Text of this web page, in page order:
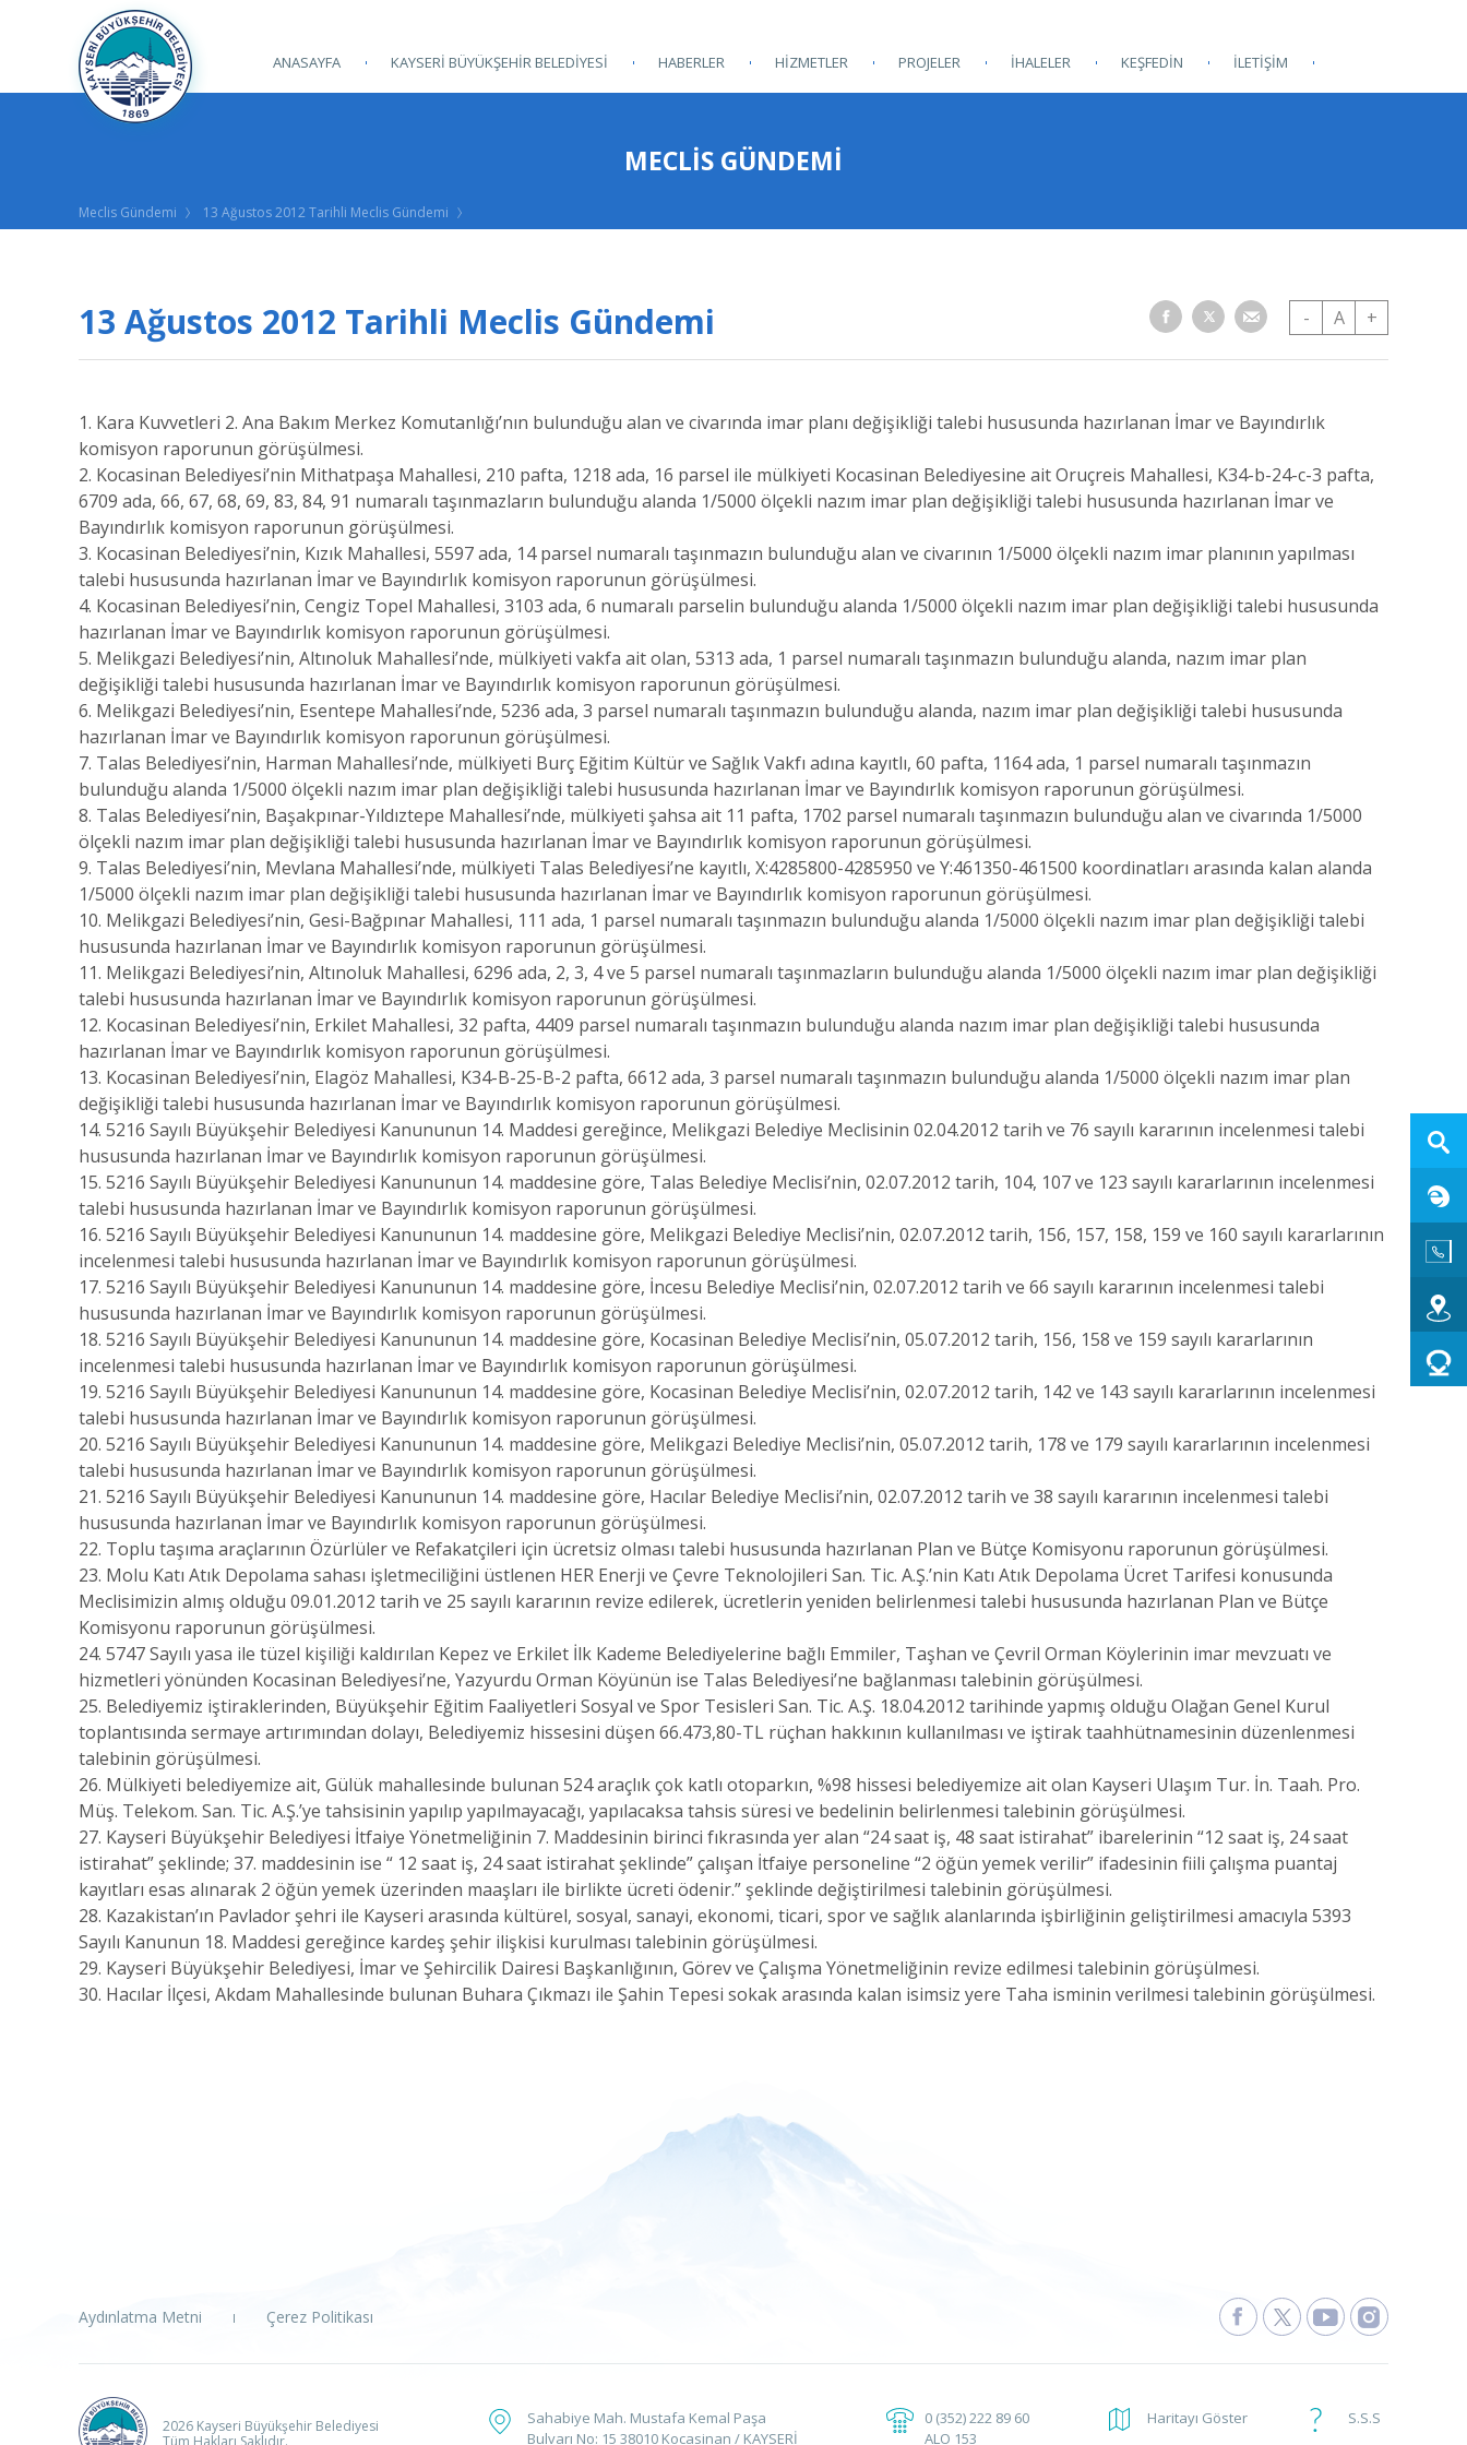
ANASAYFA KAYSERİ BÜYÜKŞEHİR BELEDİYESİ HABERLER HİZMETLER PROJELER İHALELER KEŞFEDİN İLETİŞİM
MECLİS GÜNDEMİ
Meclis Gündemi 13 Ağustos 2012 Tarihli Meclis Gündemi
13 Ağustos 2012 Tarihli Meclis Gündemi - A +
1. Kara Kuvvetleri 2. Ana Bakım Merkez Komutanlığı’nın bulunduğu alan ve civarında imar planı değişikliği talebi hususunda hazırlanan İmar ve Bayındırlık
komisyon raporunun görüşülmesi.
2. Kocasinan Belediyesi’nin Mithatpaşa Mahallesi, 210 pafta, 1218 ada, 16 parsel ile mülkiyeti Kocasinan Belediyesine ait Oruçreis Mahallesi, K34-b-24-c-3 pafta,
6709 ada, 66, 67, 68, 69, 83, 84, 91 numaralı taşınmazların bulunduğu alanda 1/5000 ölçekli nazım imar plan değişikliği talebi hususunda hazırlanan İmar ve
Bayındırlık komisyon raporunun görüşülmesi.
3. Kocasinan Belediyesi’nin, Kızık Mahallesi, 5597 ada, 14 parsel numaralı taşınmazın bulunduğu alan ve civarının 1/5000 ölçekli nazım imar planının yapılması
talebi hususunda hazırlanan İmar ve Bayındırlık komisyon raporunun görüşülmesi.
4. Kocasinan Belediyesi’nin, Cengiz Topel Mahallesi, 3103 ada, 6 numaralı parselin bulunduğu alanda 1/5000 ölçekli nazım imar plan değişikliği talebi hususunda
hazırlanan İmar ve Bayındırlık komisyon raporunun görüşülmesi.
5. Melikgazi Belediyesi’nin, Altınoluk Mahallesi’nde, mülkiyeti vakfa ait olan, 5313 ada, 1 parsel numaralı taşınmazın bulunduğu alanda, nazım imar plan
değişikliği talebi hususunda hazırlanan İmar ve Bayındırlık komisyon raporunun görüşülmesi.
6. Melikgazi Belediyesi’nin, Esentepe Mahallesi’nde, 5236 ada, 3 parsel numaralı taşınmazın bulunduğu alanda, nazım imar plan değişikliği talebi hususunda
hazırlanan İmar ve Bayındırlık komisyon raporunun görüşülmesi.
7. Talas Belediyesi’nin, Harman Mahallesi’nde, mülkiyeti Burç Eğitim Kültür ve Sağlık Vakfı adına kayıtlı, 60 pafta, 1164 ada, 1 parsel numaralı taşınmazın
bulunduğu alanda 1/5000 ölçekli nazım imar plan değişikliği talebi hususunda hazırlanan İmar ve Bayındırlık komisyon raporunun görüşülmesi.
8. Talas Belediyesi’nin, Başakpınar-Yıldıztepe Mahallesi’nde, mülkiyeti şahsa ait 11 pafta, 1702 parsel numaralı taşınmazın bulunduğu alan ve civarında 1/5000
ölçekli nazım imar plan değişikliği talebi hususunda hazırlanan İmar ve Bayındırlık komisyon raporunun görüşülmesi.
9. Talas Belediyesi’nin, Mevlana Mahallesi’nde, mülkiyeti Talas Belediyesi’ne kayıtlı, X:4285800-4285950 ve Y:461350-461500 koordinatları arasında kalan alanda
1/5000 ölçekli nazım imar plan değişikliği talebi hususunda hazırlanan İmar ve Bayındırlık komisyon raporunun görüşülmesi.
10. Melikgazi Belediyesi’nin, Gesi-Bağpınar Mahallesi, 111 ada, 1 parsel numaralı taşınmazın bulunduğu alanda 1/5000 ölçekli nazım imar plan değişikliği talebi
hususunda hazırlanan İmar ve Bayındırlık komisyon raporunun görüşülmesi.
11. Melikgazi Belediyesi’nin, Altınoluk Mahallesi, 6296 ada, 2, 3, 4 ve 5 parsel numaralı taşınmazların bulunduğu alanda 1/5000 ölçekli nazım imar plan değişikliği
talebi hususunda hazırlanan İmar ve Bayındırlık komisyon raporunun görüşülmesi.
12. Kocasinan Belediyesi’nin, Erkilet Mahallesi, 32 pafta, 4409 parsel numaralı taşınmazın bulunduğu alanda nazım imar plan değişikliği talebi hususunda
hazırlanan İmar ve Bayındırlık komisyon raporunun görüşülmesi.
13. Kocasinan Belediyesi’nin, Elagöz Mahallesi, K34-B-25-B-2 pafta, 6612 ada, 3 parsel numaralı taşınmazın bulunduğu alanda 1/5000 ölçekli nazım imar plan
değişikliği talebi hususunda hazırlanan İmar ve Bayındırlık komisyon raporunun görüşülmesi.
14. 5216 Sayılı Büyükşehir Belediyesi Kanununun 14. Maddesi gereğince, Melikgazi Belediye Meclisinin 02.04.2012 tarih ve 76 sayılı kararının incelenmesi talebi
hususunda hazırlanan İmar ve Bayındırlık komisyon raporunun görüşülmesi.
15. 5216 Sayılı Büyükşehir Belediyesi Kanununun 14. maddesine göre, Talas Belediye Meclisi’nin, 02.07.2012 tarih, 104, 107 ve 123 sayılı kararlarının incelenmesi
talebi hususunda hazırlanan İmar ve Bayındırlık komisyon raporunun görüşülmesi.
16. 5216 Sayılı Büyükşehir Belediyesi Kanununun 14. maddesine göre, Melikgazi Belediye Meclisi’nin, 02.07.2012 tarih, 156, 157, 158, 159 ve 160 sayılı kararlarının
incelenmesi talebi hususunda hazırlanan İmar ve Bayındırlık komisyon raporunun görüşülmesi.
17. 5216 Sayılı Büyükşehir Belediyesi Kanununun 14. maddesine göre, İncesu Belediye Meclisi’nin, 02.07.2012 tarih ve 66 sayılı kararının incelenmesi talebi
hususunda hazırlanan İmar ve Bayındırlık komisyon raporunun görüşülmesi.
18. 5216 Sayılı Büyükşehir Belediyesi Kanununun 14. maddesine göre, Kocasinan Belediye Meclisi’nin, 05.07.2012 tarih, 156, 158 ve 159 sayılı kararlarının
incelenmesi talebi hususunda hazırlanan İmar ve Bayındırlık komisyon raporunun görüşülmesi.
19. 5216 Sayılı Büyükşehir Belediyesi Kanununun 14. maddesine göre, Kocasinan Belediye Meclisi’nin, 02.07.2012 tarih, 142 ve 143 sayılı kararlarının incelenmesi
talebi hususunda hazırlanan İmar ve Bayındırlık komisyon raporunun görüşülmesi.
20. 5216 Sayılı Büyükşehir Belediyesi Kanununun 14. maddesine göre, Melikgazi Belediye Meclisi’nin, 05.07.2012 tarih, 178 ve 179 sayılı kararlarının incelenmesi
talebi hususunda hazırlanan İmar ve Bayındırlık komisyon raporunun görüşülmesi.
21. 5216 Sayılı Büyükşehir Belediyesi Kanununun 14. maddesine göre, Hacılar Belediye Meclisi’nin, 02.07.2012 tarih ve 38 sayılı kararının incelenmesi talebi
hususunda hazırlanan İmar ve Bayındırlık komisyon raporunun görüşülmesi.
22. Toplu taşıma araçlarının Özürlüler ve Refakatçileri için ücretsiz olması talebi hususunda hazırlanan Plan ve Bütçe Komisyonu raporunun görüşülmesi.
23. Molu Katı Atık Depolama sahası işletmeciliğini üstlenen HER Enerji ve Çevre Teknolojileri San. Tic. A.Ş.’nin Katı Atık Depolama Ücret Tarifesi konusunda
Meclisimizin almış olduğu 09.01.2012 tarih ve 25 sayılı kararının revize edilerek, ücretlerin yeniden belirlenmesi talebi hususunda hazırlanan Plan ve Bütçe
Komisyonu raporunun görüşülmesi.
24. 5747 Sayılı yasa ile tüzel kişiliği kaldırılan Kepez ve Erkilet İlk Kademe Belediyelerine bağlı Emmiler, Taşhan ve Çevril Orman Köylerinin imar mevzuatı ve
hizmetleri yönünden Kocasinan Belediyesi’ne, Yazyurdu Orman Köyünün ise Talas Belediyesi’ne bağlanması talebinin görüşülmesi.
25. Belediyemiz iştiraklerinden, Büyükşehir Eğitim Faaliyetleri Sosyal ve Spor Tesisleri San. Tic. A.Ş. 18.04.2012 tarihinde yapmış olduğu Olağan Genel Kurul
toplantısında sermaye artırımından dolayı, Belediyemiz hissesini düşen 66.473,80-TL rüçhan hakkının kullanılması ve iştirak taahhütnamesinin düzenlenmesi
talebinin görüşülmesi.
26. Mülkiyeti belediyemize ait, Gülük mahallesinde bulunan 524 araçlık çok katlı otoparkın, %98 hissesi belediyemize ait olan Kayseri Ulaşım Tur. İn. Taah. Pro.
Müş. Telekom. San. Tic. A.Ş.’ye tahsisinin yapılıp yapılmayacağı, yapılacaksa tahsis süresi ve bedelinin belirlenmesi talebinin görüşülmesi.
27. Kayseri Büyükşehir Belediyesi İtfaiye Yönetmeliğinin 7. Maddesinin birinci fıkrasında yer alan “24 saat iş, 48 saat istirahat” ibarelerinin “12 saat iş, 24 saat
istirahat” şeklinde; 37. maddesinin ise “ 12 saat iş, 24 saat istirahat şeklinde” çalışan İtfaiye personeline “2 öğün yemek verilir” ifadesinin fiili çalışma puantaj
kayıtları esas alınarak 2 öğün yemek üzerinden maaşları ile birlikte ücreti ödenir.” şeklinde değiştirilmesi talebinin görüşülmesi.
28. Kazakistan’ın Pavlador şehri ile Kayseri arasında kültürel, sosyal, sanayi, ekonomi, ticari, spor ve sağlık alanlarında işbirliğinin geliştirilmesi amacıyla 5393
Sayılı Kanunun 18. Maddesi gereğince kardeş şehir ilişkisi kurulması talebinin görüşülmesi.
29. Kayseri Büyükşehir Belediyesi, İmar ve Şehircilik Dairesi Başkanlığının, Görev ve Çalışma Yönetmeliğinin revize edilmesi talebinin görüşülmesi.
30. Hacılar İlçesi, Akdam Mahallesinde bulunan Buhara Çıkmazı ile Şahin Tepesi sokak arasında kalan isimsiz yere Taha isminin verilmesi talebinin görüşülmesi.
Aydınlatma Metni Çerez Politikası
2026 Kayseri Büyükşehir Belediyesi
Tüm Hakları Saklıdır.
Sahabiye Mah. Mustafa Kemal Paşa
Bulvarı No: 15 38010 Kocasinan / KAYSERİ
0 (352) 222 89 60
ALO 153
Haritayı Göster S.S.S